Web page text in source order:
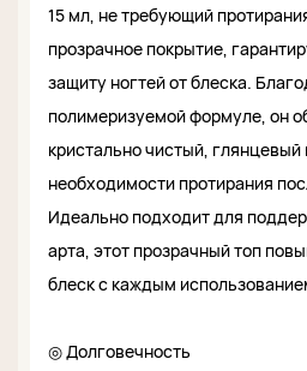
15 мл, не требующий
прозрачное покрытие,
защиту ногтей от блеска.
полимеризуемой формуле, он
кристально чистый, глянцевый
необходимости протирания
Идеально подходит для
арта, этот прозрачный топ
блеск с каждым
◎ Долговечность